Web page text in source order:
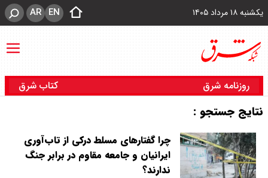
یکشنبه ۱۸ مرداد ۱۴۰۵ EN
AR
روزنامه شرق کتاب شرق
نتایج جستجو :
چرا گفتارهای مسلط درکی از تاب‌آوری
ایرانیان و جامعه‌ مقاوم در برابر جنگ
ندارند؟